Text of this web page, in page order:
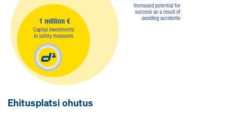
Ehitusplatsi ohutus